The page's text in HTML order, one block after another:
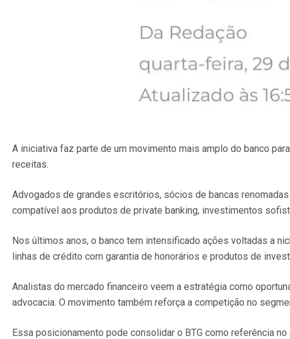
A iniciativa faz parte de um movimento mais amplo do banco
receitas.
Advogados de grandes escritórios, sócios de bancas
compatível aos produtos de private banking, investimentos
Nos últimos anos, o banco tem intensificado ações voltadas a
linhas de crédito com garantia de honorários e produtos de
Analistas do mercado financeiro veem a estratégia como
advocacia. O movimento também reforça a competição no
Essa posicionamento pode consolidar o BTG como referência